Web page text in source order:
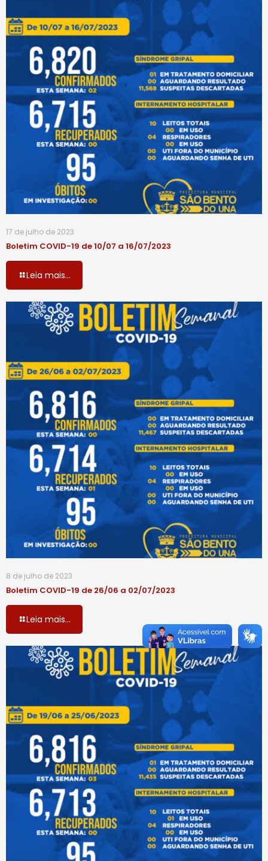
17 de julho de 2023
Boletim COVID-19 de 10/07 a 16/07/2023
Leia mais...
8 de julho de 2023
Boletim COVID-19 de 26/06 a 02/07/2023
Leia mais...